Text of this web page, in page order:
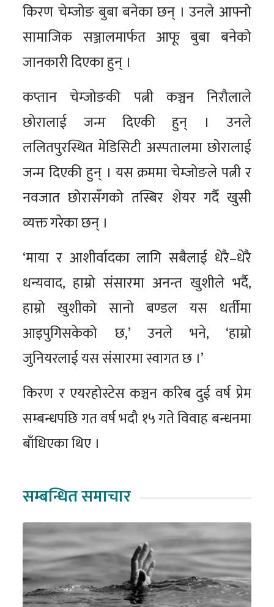
किरण चेम्जोङ बुबा बनेका छन् । उनले आफ्नो
सामाजिक सञ्जालमार्फत आफू बुबा बनेको
जानकारी दिएका हुन् ।
कप्तान चेम्जोङकी पत्नी कञ्चन निरौलाले
छोरालाई जन्म दिएकी हुन् । उनले
ललितपुरस्थित मेडिसिटी अस्पतालमा छोरालाई
जन्म दिएकी हुन् । यस क्रममा चेम्जोङले पत्नी र
नवजात छोरासँगको तस्बिर शेयर गर्दै खुसी
व्यक्त गरेका छन् ।
‘माया र आशीर्वादका लागि सबैलाई धेरै–धेरै
धन्यवाद, हाम्रो संसारमा अनन्त खुशीले भर्दै,
हाम्रो खुशीको सानो बण्डल यस धर्तीमा
आइपुगिसकेको छ,’ उनले भने, ‘हाम्रो
जुनियरलाई यस संसारमा स्वागत छ ।’
किरण र एयरहोस्टेस कञ्चन करिब दुई वर्ष प्रेम
सम्बन्धपछि गत वर्ष भदौ १५ गते विवाह बन्धनमा
बाँधिएका थिए ।
सम्बन्धित समाचार